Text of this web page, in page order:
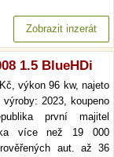
Zobrazit inzerát
1.5 BlueHDi
Kč, výkon 96 kw, najeto
2023, koupeno
první majitel
více než 19 000
aut. až 36